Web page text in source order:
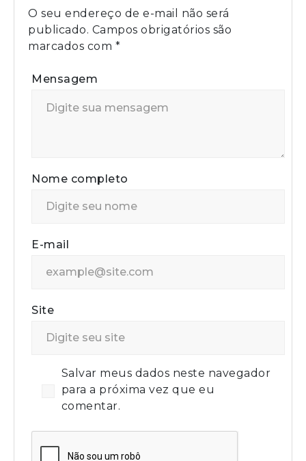
O seu endereço de e-mail não será
publicado. Campos obrigatórios são
marcados com *
Mensagem
Nome completo
E-mail
Site
Salvar meus dados neste navegador
para a próxima vez que eu
comentar.